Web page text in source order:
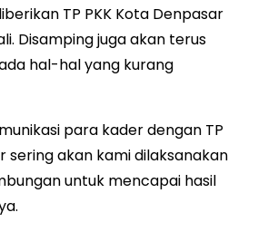
TP PKK Kota Denpasar
Disamping juga akan terus
hal-hal yang kurang
para kader dengan TP
sering akan kami dilaksanakan
untuk mencapai hasil